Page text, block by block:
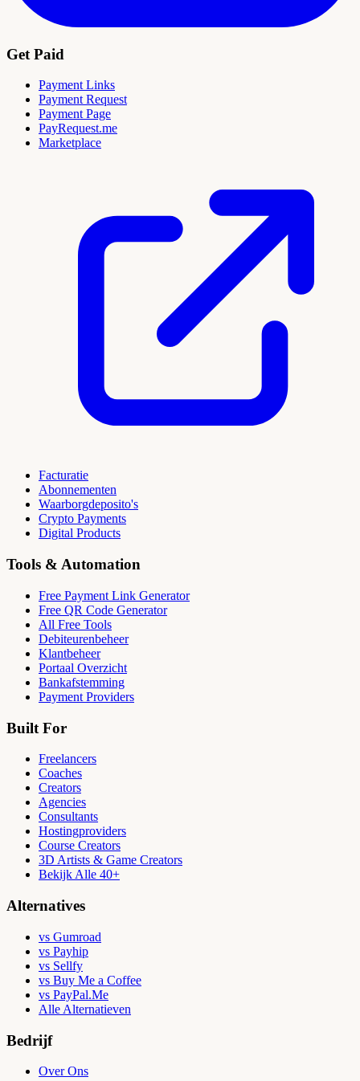
Get Paid
Payment Links
Payment Request
Payment Page
PayRequest.me
Marketplace
Facturatie
Abonnementen
Waarborgdeposito's
Crypto Payments
Digital Products
Tools & Automation
Free Payment Link Generator
Free QR Code Generator
All Free Tools
Debiteurenbeheer
Klantbeheer
Portaal Overzicht
Bankafstemming
Payment Providers
Built For
Freelancers
Coaches
Creators
Agencies
Consultants
Hostingproviders
Course Creators
3D Artists & Game Creators
Bekijk Alle 40+
Alternatives
vs Gumroad
vs Payhip
vs Sellfy
vs Buy Me a Coffee
vs PayPal.Me
Alle Alternatieven
Bedrijf
Over Ons